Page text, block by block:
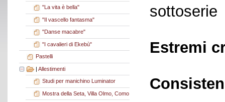
"La vita è bella"
"Il vascello fantasma"
"Danse macabre"
"I cavalieri di Ekebù"
Pastelli
| Allestimenti
Studi per manichino Luminator
Mostra della Seta, Villa Olmo, Como
sottoserie
Estremi